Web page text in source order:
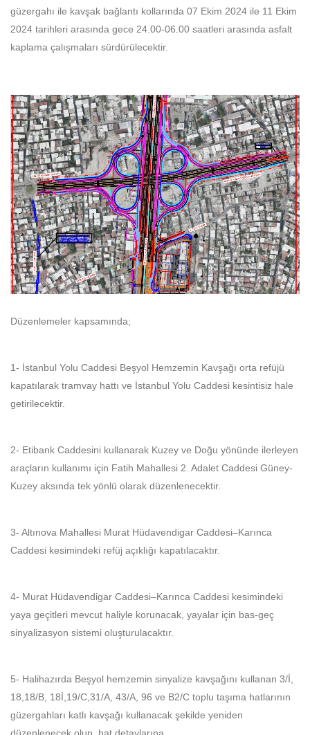
güzergahı ile kavşak bağlantı kollarında 07 Ekim 2024 ile 11 Ekim
2024 tarihleri arasında gece 24.00-06.00 saatleri arasında asfalt
kaplama çalışmaları sürdürülecektir.
Düzenlemeler kapsamında;
1- İstanbul Yolu Caddesi Beşyol Hemzemin Kavşağı orta refüjü
kapatılarak tramvay hattı ve İstanbul Yolu Caddesi kesintisiz hale
getirilecektir.
2- Etibank Caddesini kullanarak Kuzey ve Doğu yönünde ilerleyen
araçların kullanımı için Fatih Mahallesi 2. Adalet Caddesi Güney-
Kuzey aksında tek yönlü olarak düzenlenecektir.
3- Altınova Mahallesi Murat Hüdavendigar Caddesi–Karınca
Caddesi kesimindeki refüj açıklığı kapatılacaktır.
4- Murat Hüdavendigar Caddesi–Karınca Caddesi kesimindeki
yaya geçitleri mevcut haliyle korunacak, yayalar için bas-geç
sinyalizasyon sistemi oluşturulacaktır.
5- Halihazırda Beşyol hemzemin sinyalize kavşağını kullanan 3/İ,
18,18/B, 18İ,19/C,31/A, 43/A, 96 ve B2/C toplu taşıma hatlarının
güzergahları katlı kavşağı kullanacak şekilde yeniden
düzenlenecek olup, hat detaylarına